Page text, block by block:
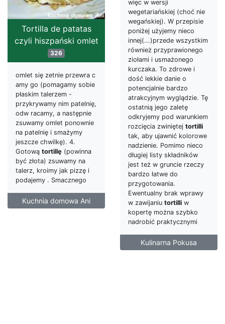
więc w wersji
wegetariańskiej (choć nie
wegańskiej). W przepisie
poniżej użyjemy nieco
innej(...)przede wszystkim
również przyprawionego
ziołami i usmażonego
kurczaka. To zdrowe i
dość lekkie danie o
potencjalnie bardzo
atrakcyjnym wyglądzie. Tę
ostatnią jego zaletę
odkryjemy pod warunkiem
rozcięcia zwiniętej tortilli
tak, aby ujawnić kolorowe
nadzienie. Pomimo nieco
długiej listy składników
jest też w gruncie rzeczy
bardzo łatwe do
przygotowania.
Ewentualny brak wprawy
w zawijaniu tortilli w
kopertę można szybko
nadrobić praktycznymi
Kulinarna Pokusa
Tortilla de patatas
czyli hiszpański omlet
326
omlet się zetnie przewra c
amy go (pomagamy sobie
płaskim talerzem -
przykrywamy nim patelnię,
odw racamy, a następnie
zsuwamy omlet ponownie
na patelnię i smażymy
jeszcze chwilkę). 4.
Gotową tortillę (powinna
być złota) zsuwamy na
talerz, kroimy jak pizzę i
podajemy . Smacznego
Kuchnia domowa Ani